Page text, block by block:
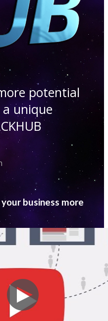
potential
unique
business more